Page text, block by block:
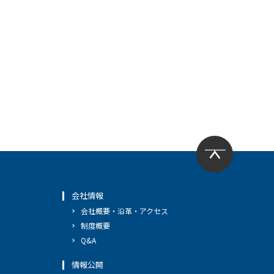
会社情報
会社概要・沿革・アクセス
制度概要
Q&A
情報公開